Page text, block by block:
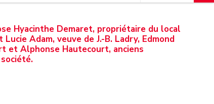
Hyacinthe Demaret, propriétaire du local
Adam, veuve de J.-B. Ladry, Edmond
et Alphonse Hautecourt, anciens